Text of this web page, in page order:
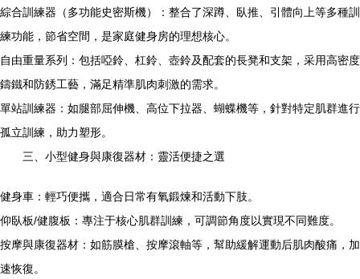
綜合訓練器（多功能史密斯機）：整合了深蹲、臥推、引體向上等多種訓
練功能，節省空間，是家庭健身房的理想核心。
自由重量系列：包括啞鈴、杠鈴、壺鈴及配套的長凳和支架，采用高密度
鑄鐵和防銹工藝，滿足精準肌肉刺激的需求。
單站訓練器：如腿部屈伸機、高位下拉器、蝴蝶機等，針對特定肌群進行
孤立訓練，助力塑形。
三、小型健身與康復器材：靈活便捷之選
健身車：輕巧便攜，適合日常有氧鍛煉和活動下肢。
仰臥板/健腹板：專注于核心肌群訓練，可調節角度以實現不同難度。
按摩與康復器材：如筋膜槍、按摩滾軸等，幫助緩解運動后肌肉酸痛，加
速恢復。